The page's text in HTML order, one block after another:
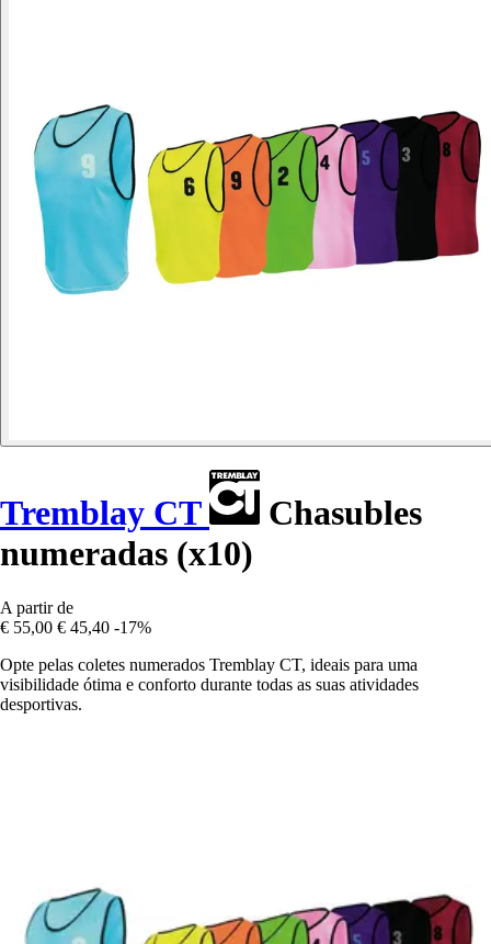
Tremblay CT
Chasubles
numeradas (x10)
A partir de
€ 55,00 € 45,40 -17%
Opte pelas coletes numerados Tremblay CT, ideais para uma
visibilidade ótima e conforto durante todas as suas atividades
desportivas.